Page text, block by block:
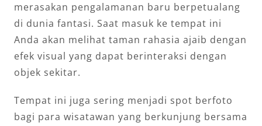
merasakan pengalamanan baru berpetualang
di dunia fantasi. Saat masuk ke tempat ini
Anda akan melihat taman rahasia ajaib dengan
efek visual yang dapat berinteraksi dengan
objek sekitar.
Tempat ini juga sering menjadi spot berfoto
bagi para wisatawan yang berkunjung bersama